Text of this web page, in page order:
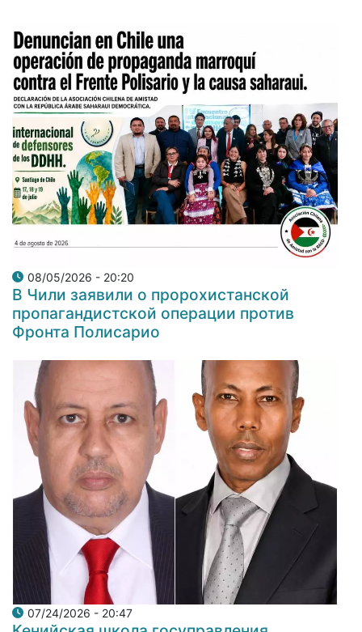
08/05/2026 - 20:20
В Чили заявили о пророхистанской
пропагандистской операции против
Фронта Полисарио
07/24/2026 - 20:47